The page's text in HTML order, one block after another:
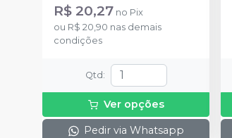
R$ 20,27 no Pix
ou R$ 20,90 nas demais
condições
Qtd :
Ver opções
Pedir via Whatsapp